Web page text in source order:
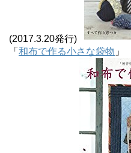
(2017.3.20発行)
「 和布で作る小さな袋物 」